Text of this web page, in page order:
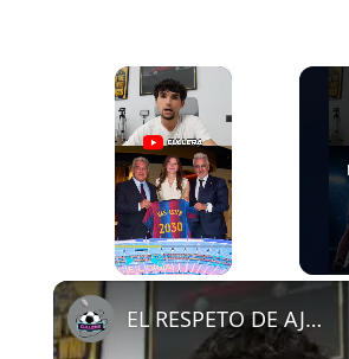
×
EL RESPETO DE AJAX AL FCB